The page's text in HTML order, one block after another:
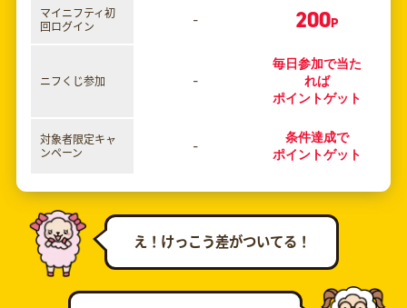
マイニフティ初
回ログイン
- 200P
ニフくじ参加 -
毎日参加で当た
れば
ポイントゲット
対象者限定キャ
ンペーン
-
条件達成で
ポイントゲット
え！けっこう差がついてる！